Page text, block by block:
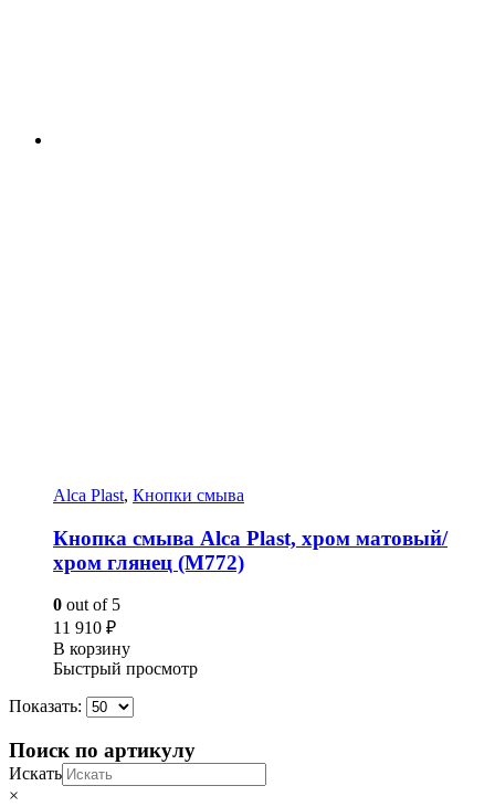
Alca Plast, Кнопки смыва
Кнопка смыва Alca Plast, хром матовый/
хром глянец (M772)
0 out of 5
11 910 ₽
В корзину
Быстрый просмотр
Показать:
Поиск по артикулу
Искать
×